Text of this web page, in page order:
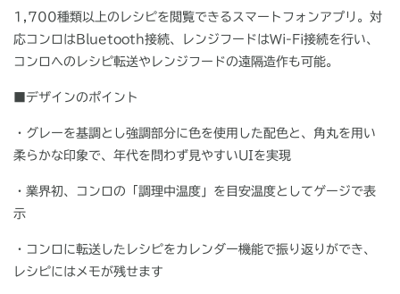
1,700種類以上のレシピを閲覧できるスマートフォンアプリ。対
応コンロはBluetooth接続、レンジフードはWi-Fi接続を行い、
コンロへのレシピ転送やレンジフードの遠隔造作も可能。
■デザインのポイント
・グレーを基調とし強調部分に色を使用した配色と、角丸を用い
柔らかな印象で、年代を問わず見やすいUI を実現
・業界初、コンロの「調理中温度」を目安温度としてゲージで表
示
・コンロに転送したレシピをカレンダー機能で振り返りができ、
レシピにはメモが残せます